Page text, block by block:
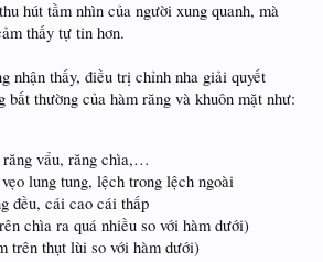
hút tầm nhìn của người xung quanh, mà
thấy tự tin hơn.
nhận thấy, điều trị chỉnh nha giải quyết
bất thường của hàm răng và khuôn mặt như:
răng vẩu, răng chìa,…
lung tung, lệch trong lệch ngoài
đều, cái cao cái thấp
chìa ra quá nhiều so với hàm dưới)
trên thụt lùi so với hàm dưới)